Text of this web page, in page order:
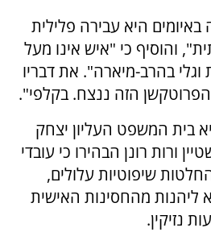
היא עבירה פלילית
והוסיף כי "איש אינו מעל
בהרב-מיארה". את דבריו
הזה ננצח. בקלפי".
בית המשפט העליון יצחק
ורות רונן הבהירו כי עובדי
שיפוטיות עלולים,
מהחסינות האישית
נזיקין.